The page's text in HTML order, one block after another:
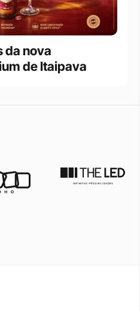
da nova
de Itaipava